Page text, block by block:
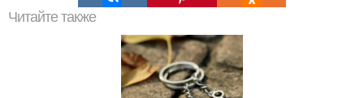
Читайте также